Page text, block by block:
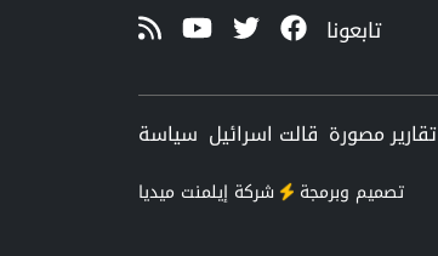
تابعونا
تقارير مصورة قالت اسرائيل سياسة
تصميم وبرمجة شركة إيلمنت ميديا